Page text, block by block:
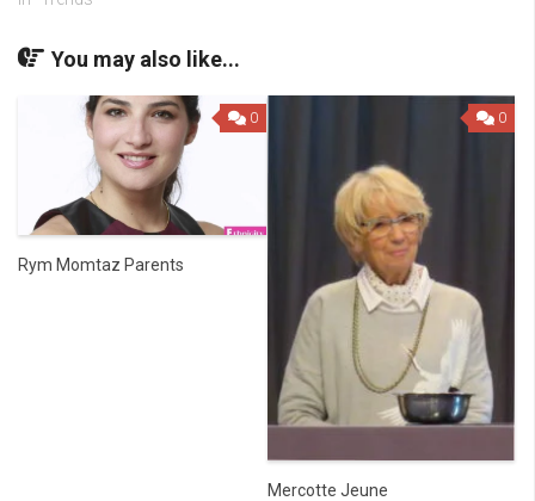
You may also like...
0
Rym Momtaz Parents
0
Mercotte Jeune